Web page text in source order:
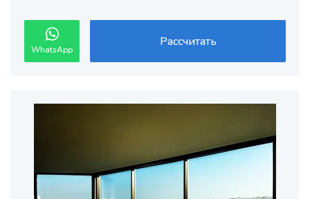
WhatsApp
Рассчитать